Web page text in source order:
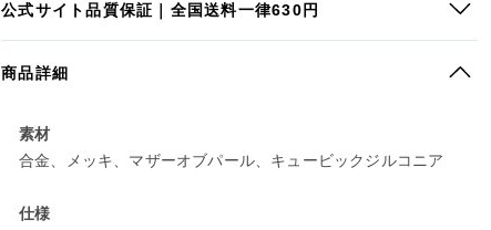
公式サイト品質保証｜全国送料一律630円
商品詳細
素材
合金、メッキ、マザーオブパール、キュービックジルコニア
仕様